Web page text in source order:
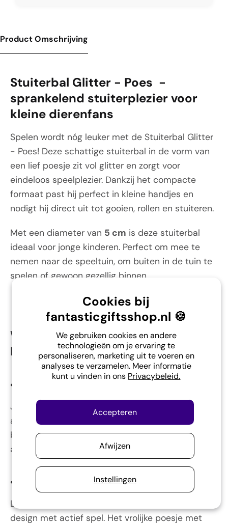
Cookies bij
fantasticgiftsshop.nl 🍪
We gebruiken cookies en andere
technologieën om je ervaring te
personaliseren, marketing uit te voeren en
analyses te verzamelen. Meer informatie
kunt u vinden in ons Privacybeleid.
Instellingen
Accepteren
Afwijzen
Product Omschrijving
Stuiterbal Glitter - Poes -
sprankelend stuiterplezier voor
kleine dierenfans
Spelen wordt nóg leuker met de Stuiterbal Glitter
- Poes! Deze schattige stuiterbal in de vorm van
een lief poesje zit vol glitter en zorgt voor
eindeloos speelplezier. Dankzij het compacte
formaat past hij perfect in kleine handjes en
nodigt hij direct uit tot gooien, rollen en stuiteren.
Met een diameter van 5 cm is deze stuiterbal
ideaal voor jonge kinderen. Perfect om mee te
nemen naar de speeltuin, om buiten in de tuin te
spelen of gewoon gezellig binnen.
Waarom is Stuiterbal Glitter -
Poes zo leuk?
•
Je zoekt speelgoed dat simpel is, maar toch
actief speelplezier biedt. Iets dat kinderen in
beweging brengt en tegelijkertijd veilig en
aantrekkelijk is.
• Stuiterbal Glitter - Poes helpt je!
De Stuiterbal Glitter - Poes combineert een lief
design met actief spel. Het vrolijke poesje met